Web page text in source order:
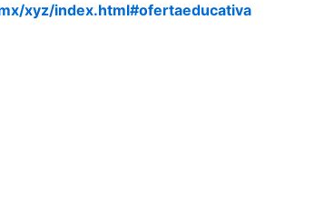
xyz/index.html#ofertaeducativa